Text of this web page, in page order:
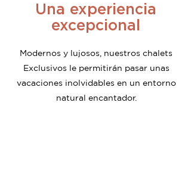
Una experiencia
excepcional
Modernos y lujosos, nuestros chalets
Exclusivos le permitirán pasar unas
vacaciones inolvidables en un entorno
natural encantador.